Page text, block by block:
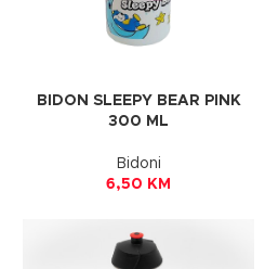
BIDON SLEEPY BEAR PINK
300 ML
Bidoni
6,50 KM